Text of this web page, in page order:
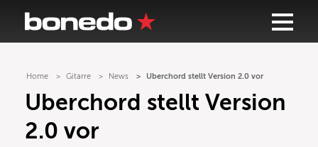
Home Gitarre News Uberchord stellt Version 2.0 vor
Uberchord stellt Version
2.0 vor